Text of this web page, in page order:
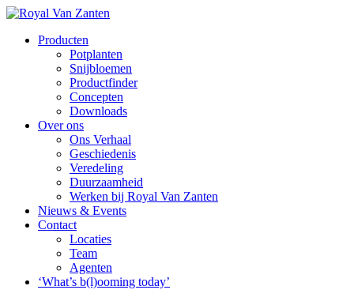
Producten
Potplanten
Snijbloemen
Productfinder
Concepten
Downloads
Over ons
Ons Verhaal
Geschiedenis
Veredeling
Duurzaamheid
Werken bij Royal Van Zanten
Nieuws & Events
Contact
Locaties
Team
Agenten
‘What’s b(l)ooming today’